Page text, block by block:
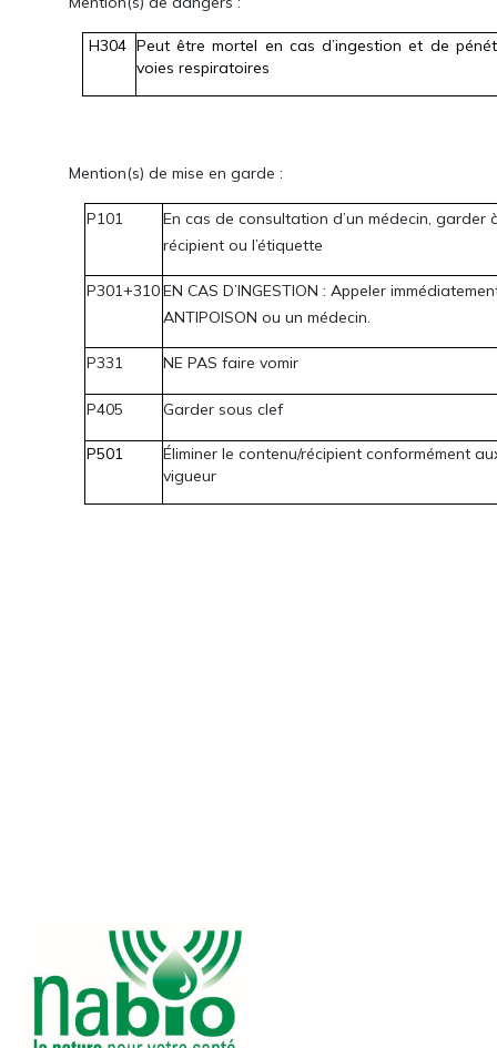
H304 Peut être mortel en cas d’ingestion et de
voies respiratoires
Mention(s) de mise en garde :
P101
En cas de consultation d’un médecin, garder
récipient ou l’étiquette
P301+310EN CAS D’INGESTION : Appeler
ANTIPOISON ou un médecin.
P331 NE PAS faire vomir
P405 Garder sous clef
P501
Éliminer le contenu/récipient conformément
vigueur